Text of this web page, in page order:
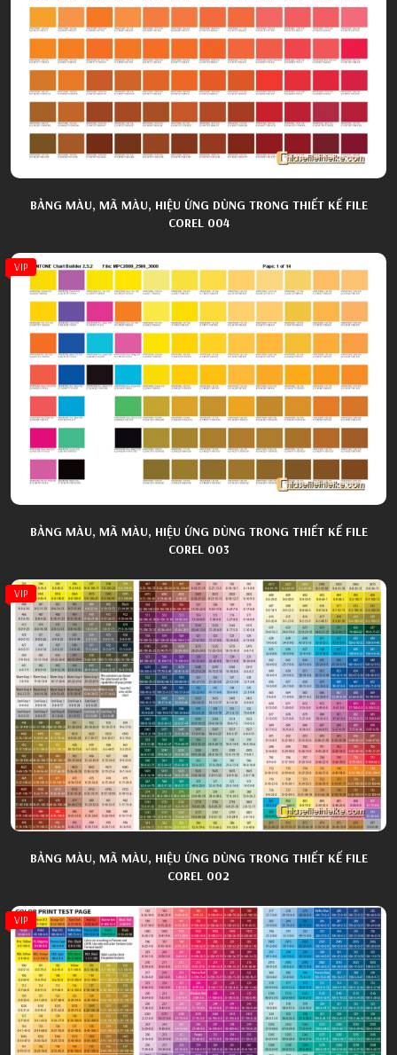
BẢNG MÀU, MÃ MÀU, HIỆU ỨNG DÙNG TRONG THIẾT KẾ FILE
COREL 004
VIP
BẢNG MÀU, MÃ MÀU, HIỆU ỨNG DÙNG TRONG THIẾT KẾ FILE
COREL 003
VIP
BẢNG MÀU, MÃ MÀU, HIỆU ỨNG DÙNG TRONG THIẾT KẾ FILE
COREL 002
VIP